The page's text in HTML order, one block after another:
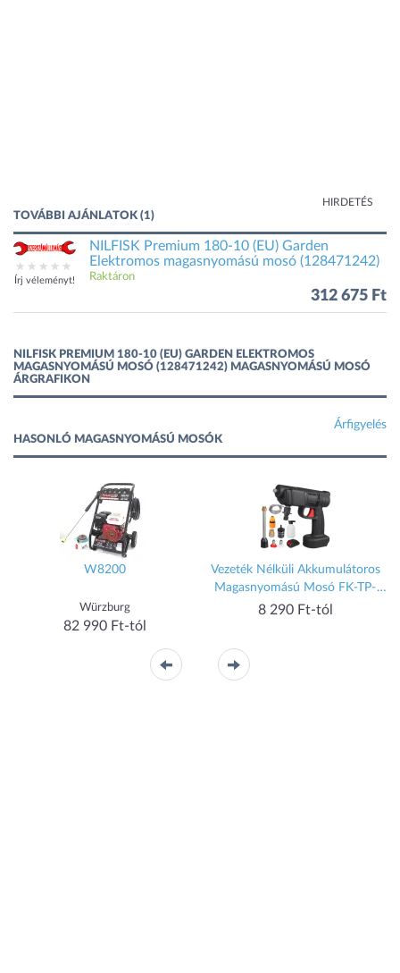
HIRDETÉS
TOVÁBBI AJÁNLATOK (1)
Írj véleményt!
NILFISK Premium 180-10 (EU) Garden
Elektromos magasnyomású mosó (128471242)
Raktáron
312 675 Ft
NILFISK PREMIUM 180-10 (EU) GARDEN ELEKTROMOS
MAGASNYOMÁSÚ MOSÓ (128471242) MAGASNYOMÁSÚ MOSÓ
ÁRGRAFIKON
Árfigyelés
HASONLÓ MAGASNYOMÁSÚ MOSÓK
W8200
Würzburg
82 990 Ft-tól
Vezeték Nélküli Akkumulátoros
Magasnyomású Mosó FK-TP-
2500
8 290 Ft-tól